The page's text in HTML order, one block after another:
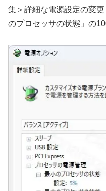
集＞詳細な電源設定の変
のプロセッサの状態」の